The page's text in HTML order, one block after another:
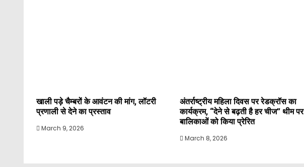
खाली पड़े चैम्बरों के आवंटन की मांग, लॉटरी
प्रणाली से देने का प्रस्ताव
March 9, 2026
अंतर्राष्ट्रीय महिला दिवस पर रेडक्रॉस का
कार्यक्रम, “देने से बढ़ती है हर चीज” थीम पर
बालिकाओं को किया प्रेरित
March 8, 2026